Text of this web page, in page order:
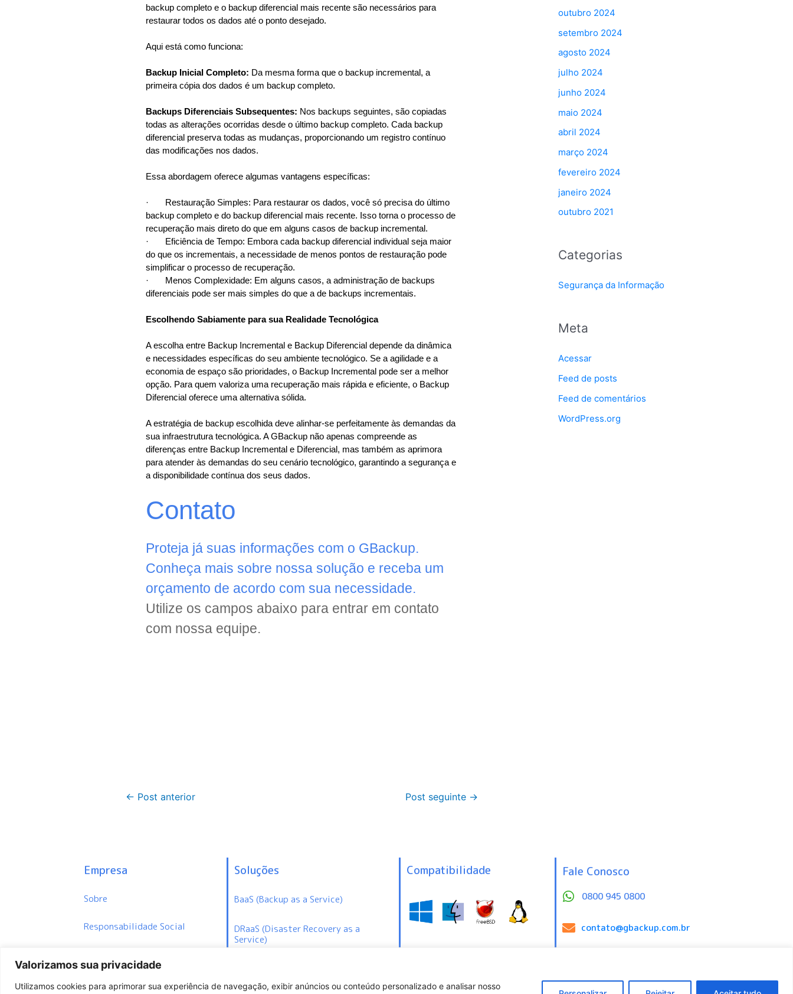
Valorizamos sua privacidade
Utilizamos cookies para aprimorar sua experiência de navegação, exibir anúncios ou conteúdo personalizado e analisar nosso
backup completo e o backup diferencial mais recente são necessários para
restaurar todos os dados até o ponto desejado.
Aqui está como funciona:
Backup Inicial Completo: Da mesma forma que o backup incremental, a
primeira cópia dos dados é um backup completo.
Backups Diferenciais Subsequentes: Nos backups seguintes, são copiadas
todas as alterações ocorridas desde o último backup completo. Cada backup
diferencial preserva todas as mudanças, proporcionando um registro contínuo
das modificações nos dados.
Essa abordagem oferece algumas vantagens específicas:
· Restauração Simples: Para restaurar os dados, você só precisa do último
backup completo e do backup diferencial mais recente. Isso torna o processo de
recuperação mais direto do que em alguns casos de backup incremental.
· Eficiência de Tempo: Embora cada backup diferencial individual seja maior
do que os incrementais, a necessidade de menos pontos de restauração pode
simplificar o processo de recuperação.
· Menos Complexidade: Em alguns casos, a administração de backups
diferenciais pode ser mais simples do que a de backups incrementais.
Escolhendo Sabiamente para sua Realidade Tecnológica
A escolha entre Backup Incremental e Backup Diferencial depende da dinâmica
e necessidades específicas do seu ambiente tecnológico. Se a agilidade e a
economia de espaço são prioridades, o Backup Incremental pode ser a melhor
opção. Para quem valoriza uma recuperação mais rápida e eficiente, o Backup
Diferencial oferece uma alternativa sólida.
A estratégia de backup escolhida deve alinhar-se perfeitamente às demandas da
sua infraestrutura tecnológica. A GBackup não apenas compreende as
diferenças entre Backup Incremental e Diferencial, mas também as aprimora
para atender às demandas do seu cenário tecnológico, garantindo a segurança e
a disponibilidade contínua dos seus dados.
Contato
Proteja já suas informações com o GBackup.
Conheça mais sobre nossa solução e receba um
orçamento de acordo com sua necessidade.
Utilize os campos abaixo para entrar em contato
com nossa equipe.
← Post anterior Post seguinte →
outubro 2024
setembro 2024
agosto 2024
julho 2024
junho 2024
maio 2024
abril 2024
março 2024
fevereiro 2024
janeiro 2024
outubro 2021
Categorias
Segurança da Informação
Meta
Acessar
Feed de posts
Feed de comentários
WordPress.org
Empresa
Sobre
Responsabilidade Social
Soluções
BaaS (Backup as a Service)
DRaaS (Disaster Recovery as a
Service)
Compatibilidade Fale Conosco
0800 945 0800
contato@gbackup.com.br